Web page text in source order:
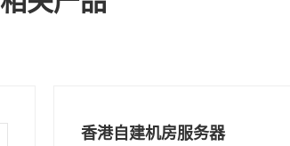
香港自建机房服务器